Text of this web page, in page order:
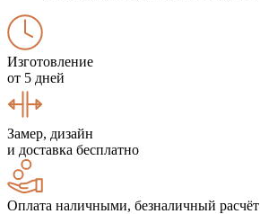
Изготовление
от 5 дней
Замер, дизайн
и доставка бесплатно
Оплата наличными, безналичный расчёт